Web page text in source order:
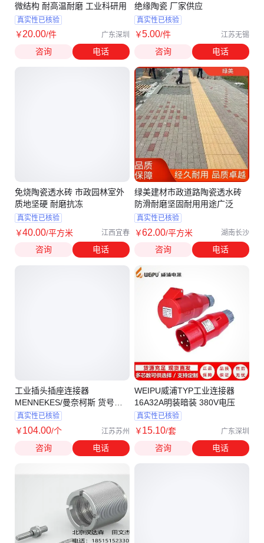
微结构 耐高温耐磨 工业科研用
真实性已核验
￥20.00/件 广东深圳
咨询 电话
免烧陶瓷透水砖 市政园林室外
质地坚硬 耐磨抗冻
真实性已核验
￥40.00/平方米 江西宜春
咨询 电话
工业插头插座连接器
MENNEKES/曼奈柯斯 货号
3416 32A 5P 6H 400V IP44
真实性已核验
￥104.00/个 江苏苏州
咨询 电话
绝缘陶瓷 厂家供应
真实性已核验
￥5.00/件 江苏无锡
咨询 电话
绿美建材市政道路陶瓷透水砖
防滑耐磨坚固耐用用途广泛
真实性已核验
￥62.00/平方米 湖南长沙
咨询 电话
WEIPU威浦TYP工业连接器
16A32A明装暗装 380V电压
真实性已核验
￥15.10/套 广东深圳
咨询 电话